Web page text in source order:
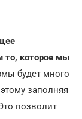
то, которое мы
будет много
заполняя
позволит